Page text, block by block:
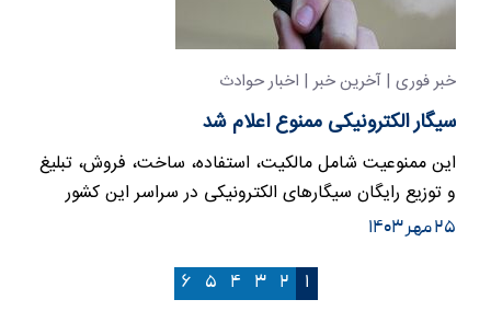
خبر فوری | آخرین خبر | اخبار حوادث
سیگار الکترونیکی ممنوع اعلام شد
این ممنوعیت شامل مالکیت، استفاده، ساخت، فروش، تبلیغ
و توزیع رایگان سیگارهای الکترونیکی در سراسر این کشور
می‌شود.
۲۵ مهر ۱۴۰۳
۱ ۲ ۳ ۴ ۵ ۶